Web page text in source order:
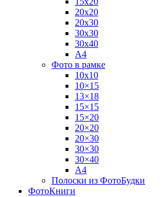
20х20
20х30
30х30
30х40
А4
Фото в рамке
10х10
10×15
13×18
15×15
15×20
20×20
20×30
30×30
30×40
A4
Полоски из ФотоБудки
ФотоКниги